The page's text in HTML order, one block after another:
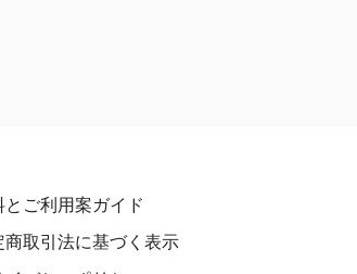
とご利用案ガイド
商取引法に基づく表示